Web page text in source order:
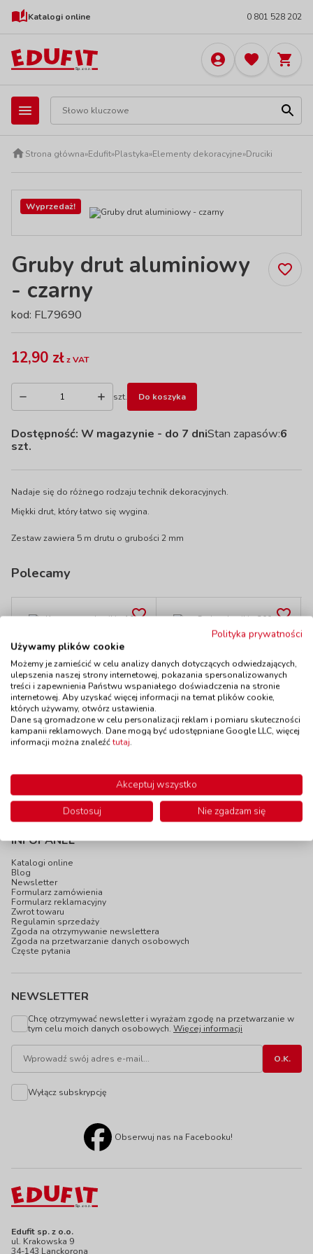
Katalogi online 0 801 528 202
Strona główna»Edufit»Plastyka»Elementy dekoracyjne»Druciki
Wyprzedaż!
Gruby drut aluminiowy
- czarny
kod: FL79690
12,90 złz VAT
szt. Do koszyka
Dostępność: W magazynie - do 7 dniStan zapasów:6
szt.
Nadaje się do różnego rodzaju technik dekoracyjnych.
Miękki drut, który łatwo się wygina.
Zestaw zawiera 5 m drutu o grubości 2 mm
Polecamy
Kreatywne druciki -
10 sztuk, 8 mm -
żółte
kod: FL77891
DostępnośćW magazynie
3 szt.
do 5 dni
6,90 zł z VAT
Do koszyka
sztuk, 50 x 0,6 cm
kod: ED036050
Dostępnośćpowyżej 30
dni
45,90 zł z VAT
Edufit sp. z o.o.
ul. Krakowska 9
34-143 Lanckorona
INFOPANEL
Katalogi online
Blog
Newsletter
Formularz zamówienia
Formularz reklamacyjny
Zwrot towaru
Regulamin sprzedaży
Zgoda na otrzymywanie newslettera
Zgoda na przetwarzanie danych osobowych
Częste pytania
NEWSLETTER
Chcę otrzymywać newsletter i wyrażam zgodę na przetwarzanie w
tym celu moich danych osobowych. Więcej informacji
Wyłącz subskrypcję
Obserwuj nas na Facebooku!
Polityka prywatności
Używamy plików cookie
Możemy je zamieścić w celu analizy danych dotyczących odwiedzających,
ulepszenia naszej strony internetowej, pokazania spersonalizowanych
treści i zapewnienia Państwu wspaniałego doświadczenia na stronie
internetowej. Aby uzyskać więcej informacji na temat plików cookie,
których używamy, otwórz ustawienia.
Dane są gromadzone w celu personalizacji reklam i pomiaru skuteczności
kampanii reklamowych. Dane mogą być udostępniane Google LLC, więcej
informacji można znaleźćtutaj.
Akceptuj wszystko
Dostosuj
Nie zgadzam się